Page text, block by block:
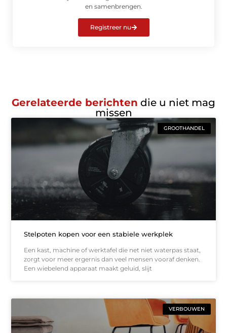
en samenbrengen.
Registreer nu
Gerelateerde berichten die u niet mag
missen
GROOTHANDEL
Stelpoten kopen voor een stabiele werkplek
Een kast, machine of werktafel die net niet waterpas staat,
zorgt voor meer ergernis dan veel mensen vooraf denken.
Een wiebelend apparaat maakt geluid, slijt
VERBOUWEN